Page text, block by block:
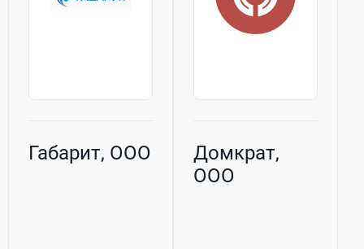
Габарит, ООО
Домкрат,
ООО